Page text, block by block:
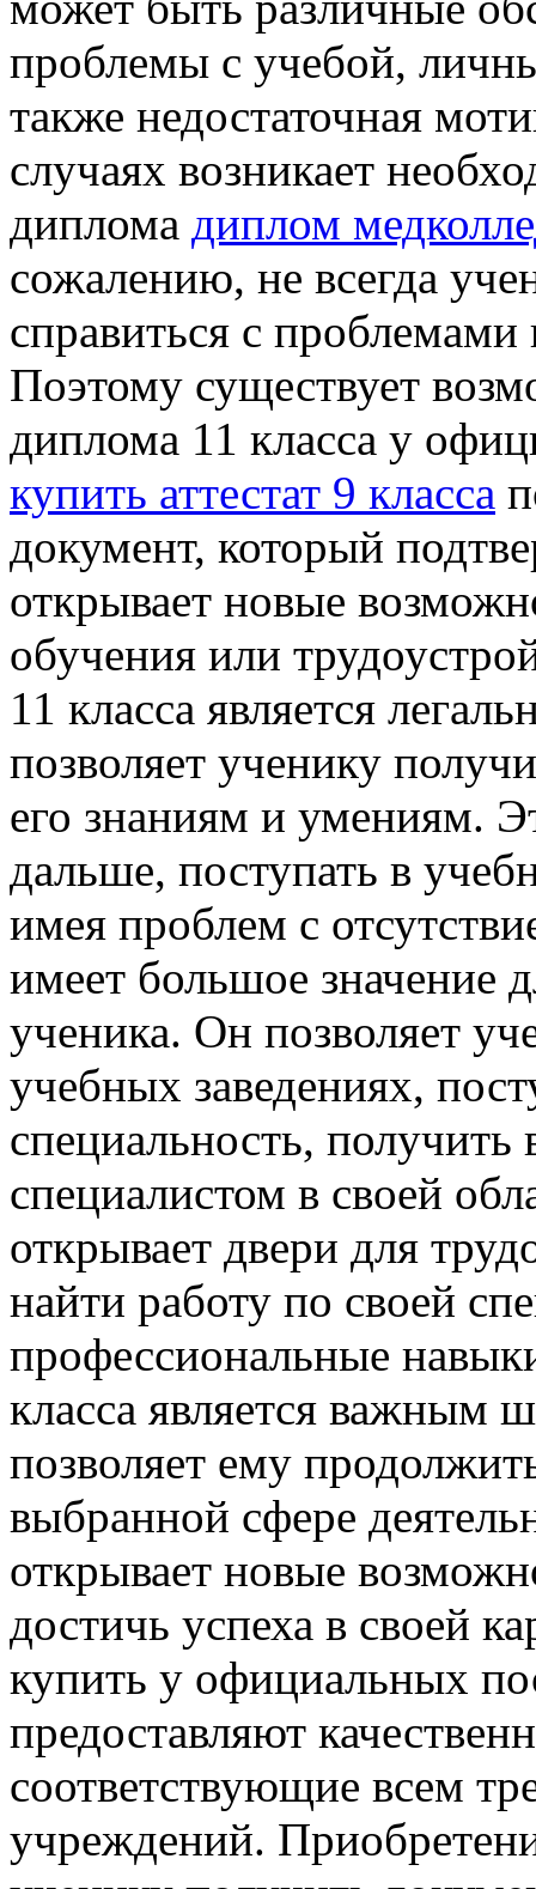
проблемы с учебой,
также недостаточная
случаях возникает
диплома диплом
сожалению, не всегда
справиться с
Поэтому существует
диплома 11 класса у
купить аттестат 9 класса
документ, который
открывает новые
обучения или
11 класса является
позволяет ученику
его знаниям и умениям.
дальше, поступать в
имея проблем с
имеет большое значение
ученика. Он позволяет
учебных заведениях,
специальность, получить
специалистом в своей
открывает двери для
найти работу по своей
профессиональные
класса является важным
позволяет ему
выбранной сфере
открывает новые
достичь успеха в своей
купить у официальных
предоставляют
соответствующие всем
учреждений.